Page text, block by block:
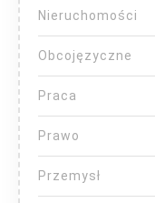
Nieruchomości
Obcojęzyczne
Praca
Prawo
Przemysł